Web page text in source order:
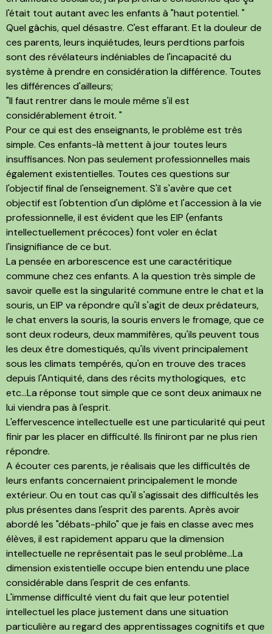
l'était tout autant avec les enfants à "haut potentiel. "
Quel gâchis, quel désastre. C'est effarant. Et la douleur de
ces parents, leurs inquiétudes, leurs perdtions parfois
sont des révélateurs indéniables de l'incapacité du
système à prendre en considération la différence. Toutes
les différences d'ailleurs;
"Il faut rentrer dans le moule même s'il est
considérablement étroit. "
Pour ce qui est des enseignants, le problème est très
simple. Ces enfants-là mettent à jour toutes leurs
insuffisances. Non pas seulement professionnelles mais
également existentielles. Toutes ces questions sur
l'objectif final de l'enseignement. S'il s'avère que cet
objectif est l'obtention d'un diplôme et l'accession à la vie
professionnelle, il est évident que les EIP (enfants
intellectuellement précoces) font voler en éclat
l'insignifiance de ce but.
La pensée en arborescence est une caractéritique
commune chez ces enfants. A la question très simple de
savoir quelle est la singularité commune entre le chat et la
souris, un EIP va répondre qu'il s'agit de deux prédateurs,
le chat envers la souris, la souris envers le fromage, que ce
sont deux rodeurs, deux mammifères, qu'ils peuvent tous
les deux être domestiqués, qu'ils vivent principalement
sous les climats tempérés, qu'on en trouve des traces
depuis l'Antiquité, dans des récits mythologiques, etc
etc...La réponse tout simple que ce sont deux animaux ne
lui viendra pas à l'esprit.
L'effervescence intellectuelle est une particularité qui peut
finir par les placer en difficulté. Ils finiront par ne plus rien
répondre.
A écouter ces parents, je réalisais que les difficultés de
leurs enfants concernaient principalement le monde
extérieur. Ou en tout cas qu'il s'agissait des difficultés les
plus présentes dans l'esprit des parents. Après avoir
abordé les "débats-philo" que je fais en classe avec mes
élèves, il est rapidement apparu que la dimension
intellectuelle ne représentait pas le seul problème...La
dimension existentielle occupe bien entendu une place
considérable dans l'esprit de ces enfants.
L'immense difficulté vient du fait que leur potentiel
intellectuel les place justement dans une situation
particulière au regard des apprentissages cognitifs et que